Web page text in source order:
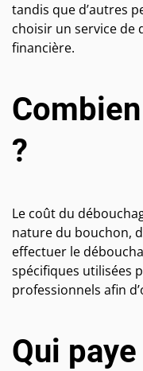
tandis que d’autres
choisir un service de
financière.
?
Le coût du
nature du bouchon,
effectuer le
spécifiques utilisées
professionnels afin
Qui